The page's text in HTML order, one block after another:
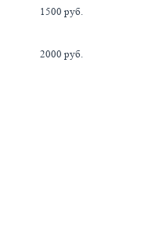
1500 руб.
2000 руб.